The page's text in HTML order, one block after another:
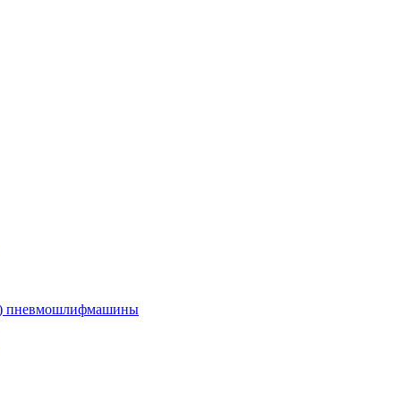
пневмошлифмашины